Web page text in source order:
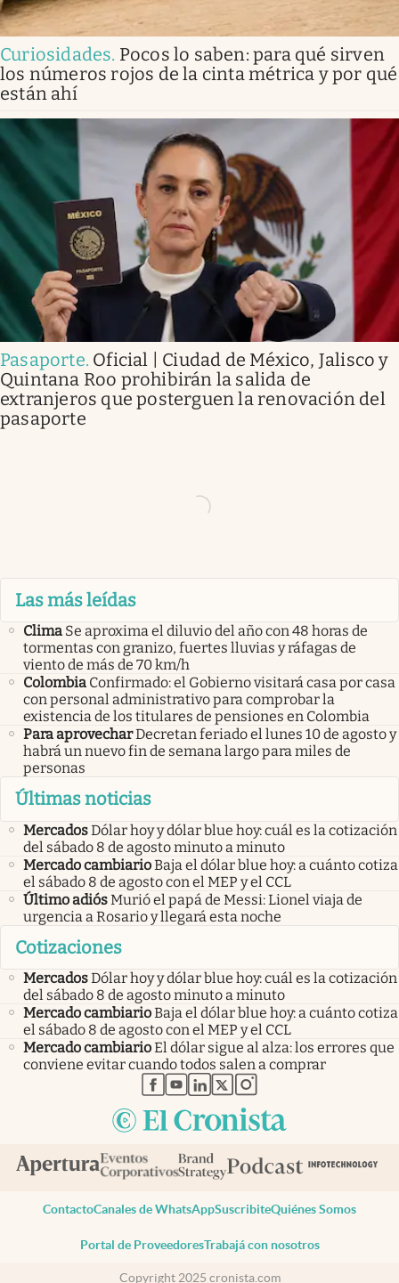
Curiosidades. Pocos lo saben: para qué sirven
los números rojos de la cinta métrica y por qué
están ahí
Pasaporte. Oficial | Ciudad de México, Jalisco y
Quintana Roo prohibirán la salida de
extranjeros que posterguen la renovación del
pasaporte
Las más leídas
Clima Se aproxima el diluvio del año con 48 horas de
tormentas con granizo, fuertes lluvias y ráfagas de
viento de más de 70 km/h
Colombia Confirmado: el Gobierno visitará casa por casa
con personal administrativo para comprobar la
existencia de los titulares de pensiones en Colombia
Para aprovecharDecretan feriado el lunes 10 de agosto y
habrá un nuevo fin de semana largo para miles de
personas
Últimas noticias
MercadosDólar hoy y dólar blue hoy: cuál es la cotización
del sábado 8 de agosto minuto a minuto
Mercado cambiarioBaja el dólar blue hoy: a cuánto cotiza
el sábado 8 de agosto con el MEP y el CCL
Último adiósMurió el papá de Messi: Lionel viaja de
urgencia a Rosario y llegará esta noche
Cotizaciones
MercadosDólar hoy y dólar blue hoy: cuál es la cotización
del sábado 8 de agosto minuto a minuto
Mercado cambiarioBaja el dólar blue hoy: a cuánto cotiza
el sábado 8 de agosto con el MEP y el CCL
Mercado cambiarioEl dólar sigue al alza: los errores que
conviene evitar cuando todos salen a comprar
abre en nueva pestaña
abre en nueva pestaña
abre en nueva pestaña
abre en nueva pestaña
abre en nueva pestaña
ContactoCanales de WhatsAppSuscribiteQuiénes Somos
Portal de ProveedoresTrabajá con nosotros
Copyright 2025 cronista.com